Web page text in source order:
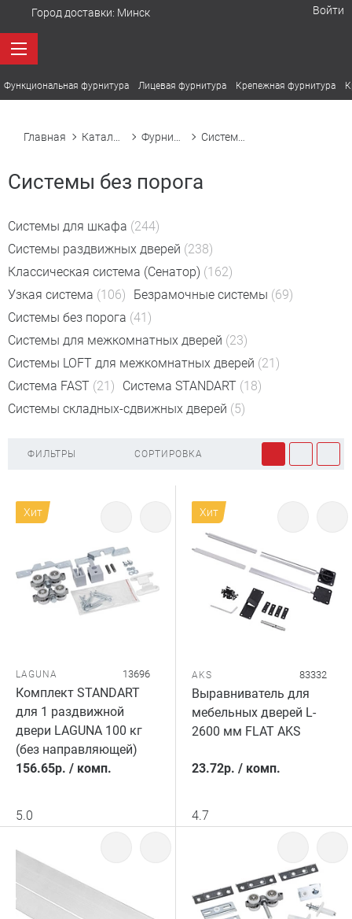
Город доставки: Минск Войти
Функциональная фурнитура Лицевая фурнитура Крепежная фурнитура
Главная
Системы без порога
Системы для шкафа (244)
Системы раздвижных дверей (238)
Классическая система (Сенатор) (162)
Узкая система (106) Безрамочные системы (69)
Системы без порога (41)
Системы для межкомнатных дверей (23)
Системы LOFT для межкомнатных дверей (21)
Система FAST (21) Система STANDART (18)
Системы складных-сдвижных дверей (5)
ФИЛЬТРЫ СОРТИРОВКА
Хит
LAGUNA 13696
Комплект STANDART
для 1 раздвижной
двери LAGUNA 100 кг
(без направляющей)
156.65р. / комп.
5.0
Хит
AKS 83332
Выравниватель для
мебельных дверей L-
2600 мм FLAT AKS
23.72р. / комп.
4.7